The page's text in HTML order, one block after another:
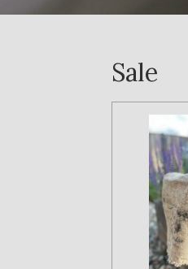
Sale